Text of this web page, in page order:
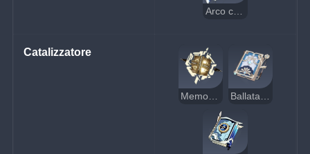
Arco composto
Catalizzatore